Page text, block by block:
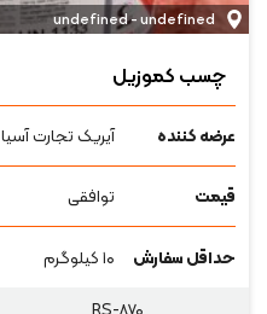
undefined - undefined
چسب کموزیل
عرضه کننده آیریک تجارت آسیا
قیمت توافقی
حداقل سفارش
۱۰ کیلوگرم